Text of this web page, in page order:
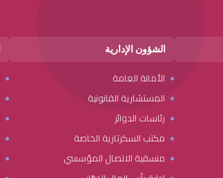
الشؤون الإدارية
الأمانة العامة
المستشارية القانونية
رئاسات الدوائر
مكتب السكرتارية الخاصة
منسقية الاتصال المؤسسي